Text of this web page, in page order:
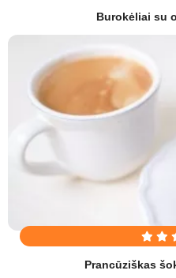
Burokėliai su
Prancūziškas